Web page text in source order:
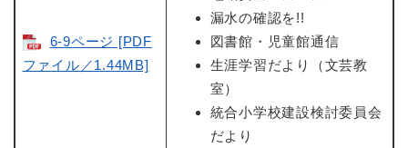
6-9ページ [PDF
ファイル／1.44MB]
漏水の確認を!!
図書館・児童館通信
生涯学習だより（文芸教
室）
統合小学校建設検討委員会
だより